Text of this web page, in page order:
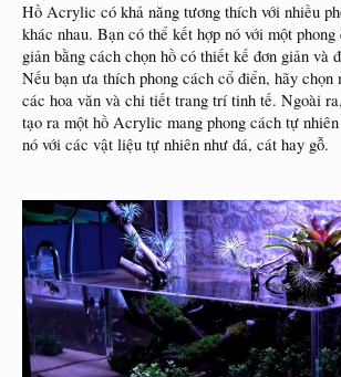
Hồ Acrylic có khả năng tương thích với nhiều
khác nhau. Bạn có thể kết hợp nó với một
giản bằng cách chọn hồ có thiết kế đơn giản và
Nếu bạn ưa thích phong cách cổ điển, hãy
các hoa văn và chi tiết trang trí tinh tế. Ngoài
tạo ra một hồ Acrylic mang phong cách tự
nó với các vật liệu tự nhiên như đá, cát hay gỗ.